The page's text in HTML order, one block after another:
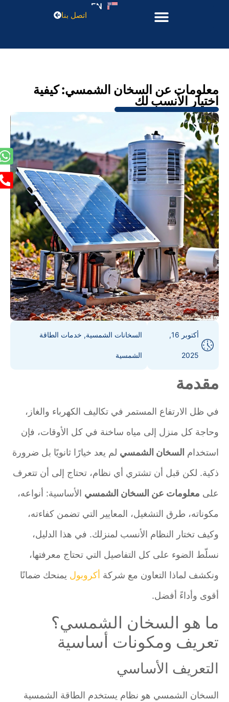
EN
اتصل بنا
معلومات عن السخان الشمسي: كيفية
اختيار الأنسب لك
2025
السخانات الشمسية,خدمات الطاقة
الشمسية
مقدمة
في ظل الارتفاع المستمر في تكاليف الكهرباء والغاز،
وحاجة كل منزل إلى مياه ساخنة في كل الأوقات، فإن
استخدامالسخان الشمسيلم يعد خيارًا ثانويًا بل ضرورة
ذكية. لكن قبل أن تشتري أي نظام، تحتاج إلى أن تتعرف
علىمعلومات عن السخان الشمسيالأساسية: أنواعه،
مكوناته، طرق التشغيل، المعايير التي تضمن كفاءته،
وكيف تختار النظام الأنسب لمنزلك. في هذا الدليل،
نسلّط الضوء على كل التفاصيل التي تحتاج معرفتها،
ونكشف لماذا التعاون مع شركةأكروبوليمنحك ضمانًا
أقوى وأداءً أفضل.
ما هو السخان الشمسي؟
تعريف ومكونات أساسية
التعريف الأساسي
السخان الشمسي هو نظام يستخدم الطاقة الشمسية